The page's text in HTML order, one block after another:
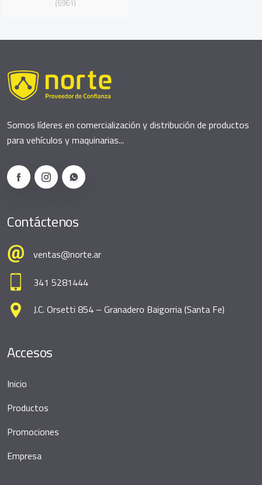
(6961)
Somos líderes en comercialización y distribución de productos
para vehículos y maquinarias...
Contáctenos
ventas@norte.ar
341 5281444
J.C. Orsetti 854 – Granadero Baigorria (Santa Fe)
Accesos
Inicio
Productos
Promociones
Empresa